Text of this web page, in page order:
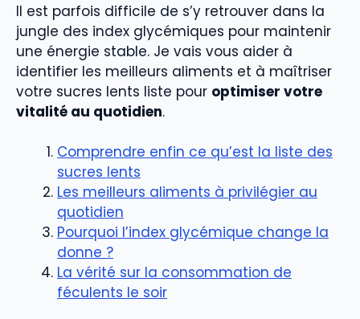
Il est parfois difficile de s’y retrouver dans la
jungle des index glycémiques pour maintenir
une énergie stable. Je vais vous aider à
identifier les meilleurs aliments et à maîtriser
votre sucres lents liste pour optimiser votre
vitalité au quotidien.
Comprendre enfin ce qu’est la liste des
sucres lents
Les meilleurs aliments à privilégier au
quotidien
Pourquoi l’index glycémique change la
donne ?
La vérité sur la consommation de
féculents le soir